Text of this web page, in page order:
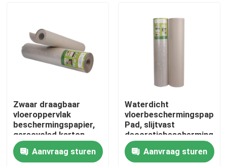
Huis
Producten
Ongeveer ons
Zwaar draagbaar
vloeroppervlak
beschermingspapier,
gerecycled karton
Aanvraag sturen
Waterdicht
vloerbeschermingspapier
Pad, slijtvast
decoratiebeschermings
papier
Aanvraag sturen